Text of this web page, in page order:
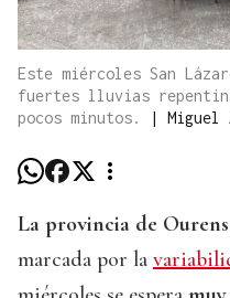
Este miércoles San
fuertes lluvias
pocos minutos.
| Miguel
La provincia de
marcada por la